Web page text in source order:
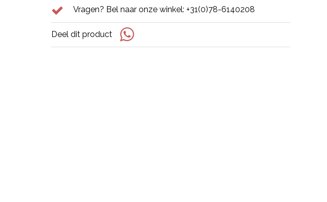
Vragen? Bel naar onze winkel: +31(0)78-6140208
Deel dit product